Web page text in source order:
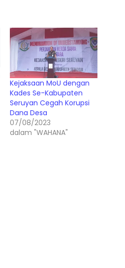
Kejaksaan MoU dengan
Kades Se-Kabupaten
Seruyan Cegah Korupsi
Dana Desa
07/08/2023
dalam "WAHANA"